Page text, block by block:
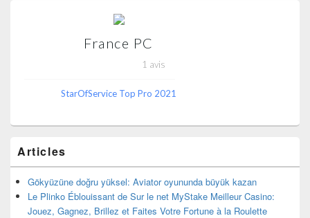
France PC
1 avis
StarOfService Top Pro 2021
Articles
Gökyüzüne doğru yüksel: Aviator oyununda büyük kazan
Le Plinko Éblouissant de Sur le net MyStake Meilleur Casino:
Jouez, Gagnez, Brillez et Faites Votre Fortune à la Roulette